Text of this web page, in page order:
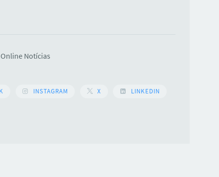
Notícias
INSTAGRAM X LINKEDIN